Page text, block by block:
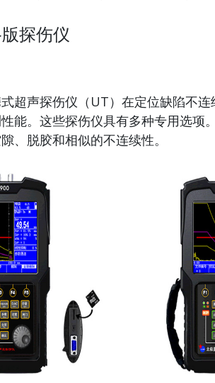
探伤仪
超声探伤仪（UT）在定位缺陷不
能。这些探伤仪具有多种专用选
、脱胶和相似的不连续性。